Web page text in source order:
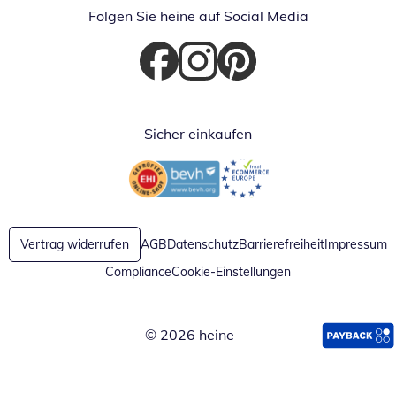
Folgen Sie heine auf Social Media
Öffnet in neuem Fenster
Öffnet in neuem Fenster
Öffnet in neuem Fenster
Sicher einkaufen
Öffnet in neuem FensterÖffnet in neuem Fenster
Vertrag widerrufen AGBDatenschutzBarrierefreiheitImpressum
ComplianceCookie-Einstellungen
© 2026 heine